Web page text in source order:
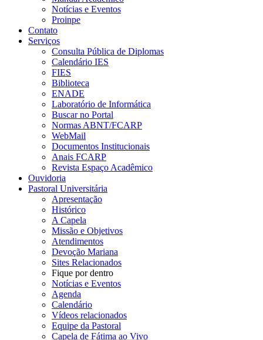
Notícias e Eventos
Proinpe
Contato
Serviços
Consulta Pública de Diplomas
Calendário IES
FIES
Biblioteca
ENADE
Laboratório de Informática
Buscar no Portal
Normas ABNT/FCARP
WebMail
Documentos Institucionais
Anais FCARP
Revista Espaço Acadêmico
Ouvidoria
Pastoral Universitária
Apresentação
Histórico
A Capela
Missão e Objetivos
Atendimentos
Devoção Mariana
Sites Relacionados
Fique por dentro
Notícias e Eventos
Agenda
Calendário
Vídeos relacionados
Equipe da Pastoral
Capela de Fátima ao Vivo